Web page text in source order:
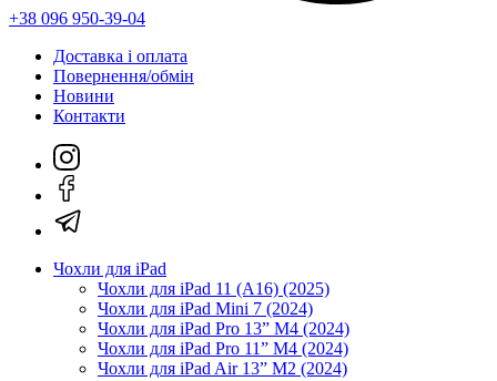
+38 096 950-39-04
Доставка і оплата
Повернення/обмін
Новини
Контакти
Чохли для iPad
Чохли для iPad 11 (A16) (2025)
Чохли для iPad Mini 7 (2024)
Чохли для iPad Pro 13” M4 (2024)
Чохли для iPad Pro 11” M4 (2024)
Чохли для iPad Air 13” M2 (2024)